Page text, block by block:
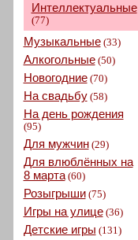
Интеллектуальные
(77)
Музыкальные(33)
Алкогольные(50)
Новогодние(70)
На свадьбу(58)
На день рождения
(95)
Для мужчин(29)
Для влюблённых на
8 марта(60)
Розыгрыши(75)
Игры на улице(36)
Детские игры (131)